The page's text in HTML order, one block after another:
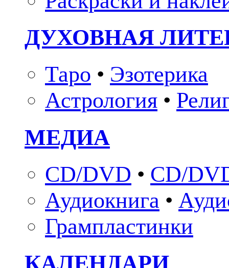
ДУХОВНАЯ
Таро • Эзотерика
Астрология •
МЕДИА
CD/DVD • CD/
Аудиокнига •
Грампластинки